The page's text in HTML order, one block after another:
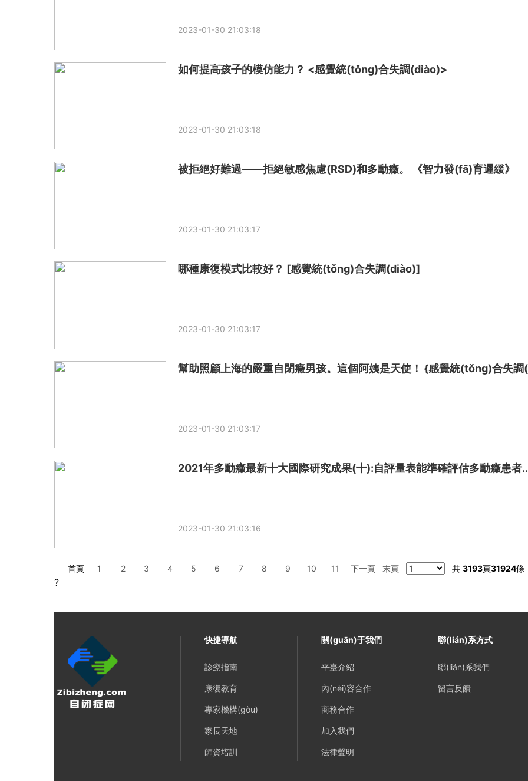
2023-01-30 21:03:18
如何提高孩子的模仿能力？ <感覺統(tǒng)合失調(diào)>
2023-01-30 21:03:18
被拒絕好難過——拒絕敏感焦慮(RSD)和多動癥。 《智力發(fā)育遲緩》
2023-01-30 21:03:17
哪種康復模式比較好？ [感覺統(tǒng)合失調(diào)]
2023-01-30 21:03:17
2023-01-30 21:03:17
2021年多動癥最新十大國際研究成
2023-01-30 21:03:16
首頁 1 2 3 4 5 6 7 8 9 10 11 下一頁 末頁 共 3193頁31924條
?
快捷導航
診療指南
康復教育
專家機構(gòu)
家長天地
師資培訓
關(guān)于我們
平臺介紹
內(nèi)容合作
商務合作
加入我們
法律聲明
聯(lián)系方式
聯(lián)系我們
留言反饋